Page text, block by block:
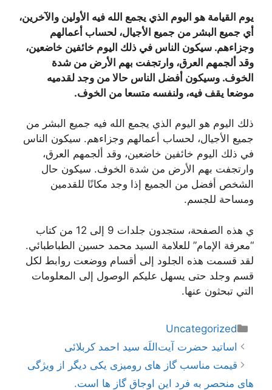
يوم القيامة هو اليوم الذي يجمع الله فيه الأولين والآخرين،
أي جميع البشر من جميع الأجيال، لحساب أعمالهم
وجزاءهم. سيكون الناس في ذلك اليوم خائفين خاضعين،
وقد ألجمهم العرق، وارتجفت بهم الأرض من شدة
الخوف. وسيكون أفضل الناس حالا من وجد لقدميه
موضعا يقف فيه، ولنفسه متسعا من الخوف.
ذلك اليوم هو اليوم الذي يجمع الله فيه جميع البشر من
جميع الأجيال، لحساب أعمالهم وجزاءهم. سيكون الناس
في ذلك اليوم خائفين خاضعين، وقد ألجمهم العرق،
وارتجفت بهم الأرض من شدة الخوف. سيكون حال
الشخص أفضل من الجميع إذا وجد مكانًا للقدمين
ومساحة للجسم.
ي هذه الصفحة، ستجدون جلدات 9 إلى 12 من كتاب
“معرفة الإمام” للعلامة السيد محمد حسين الطباطبائي.
لقد قسمت هذه الجلود إلى أقسام ووضعت روابط لكل
قسم وجلد حتى يسهل عليكم الوصول إلى المعلومات
التي تبحثون عنها.
دسته‌ها
Uncategorized
ناوبری
نوشته‌ها
اساتید حضرت آیت‌اللَه سید احمد کربلائی
قیمت مناسب گاز های رومیزی یکی دیگر از ویژگی
های منحصر به فرد این اوجاق گاز ها است.